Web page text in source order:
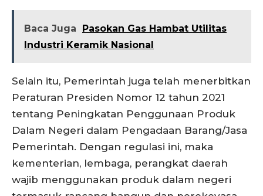
Baca Juga
Pasokan Gas Hambat Utilitas
Industri Keramik Nasional
Selain itu, Pemerintah juga telah menerbitkan
Peraturan Presiden Nomor 12 tahun 2021
tentang Peningkatan Penggunaan Produk
Dalam Negeri dalam Pengadaan Barang/Jasa
Pemerintah. Dengan regulasi ini, maka
kementerian, lembaga, perangkat daerah
wajib menggunakan produk dalam negeri